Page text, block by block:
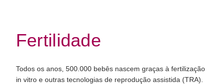
Fertilidade
Todos os anos, 500.000 bebês nascem graças à fertilização
in vitro e outras tecnologias de reprodução assistida (TRA).